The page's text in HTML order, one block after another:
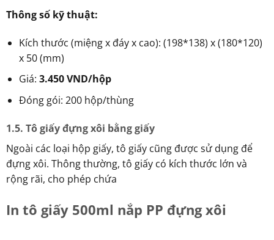
Thông số kỹ thuật:
Kích thước (miệng x đáy x cao): (198*138) x (180*120)
x 50 (mm)
Giá: 3.450 VND/hộp
Đóng gói: 200 hộp/thùng
1.5. Tô giấy đựng xôi bằng giấy
Ngoài các loại hộp giấy, tô giấy cũng được sử dụng để
đựng xôi. Thông thường, tô giấy có kích thước lớn và
rộng rãi, cho phép chứa
In tô giấy 500ml nắp PP đựng xôi